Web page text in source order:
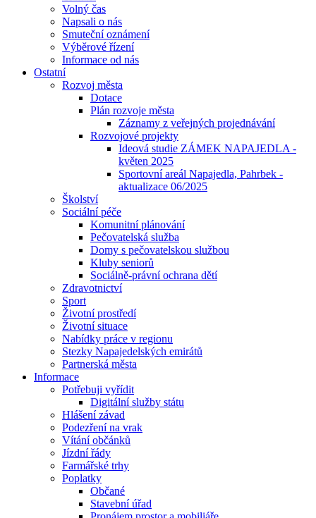
Volný čas
Napsali o nás
Smuteční oznámení
Výběrové řízení
Informace od nás
Ostatní
Rozvoj města
Dotace
Plán rozvoje města
Záznamy z veřejných projednávání
Rozvojové projekty
Ideová studie ZÁMEK NAPAJEDLA -
květen 2025
Sportovní areál Napajedla, Pahrbek -
aktualizace 06/2025
Školství
Sociální péče
Komunitní plánování
Pečovatelská služba
Domy s pečovatelskou službou
Kluby seniorů
Sociálně-právní ochrana dětí
Zdravotnictví
Sport
Životní prostředí
Životní situace
Nabídky práce v regionu
Stezky Napajedelských emirátů
Partnerská města
Informace
Potřebuji vyřídit
Digitální služby státu
Hlášení závad
Podezření na vrak
Vítání občánků
Jízdní řády
Farmářské trhy
Poplatky
Občané
Stavební úřad